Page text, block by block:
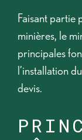
Faisant partie
minières, le
principales
l’installation
devis.